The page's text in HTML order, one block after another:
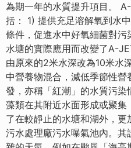
為期一年的水質提升項目。
括： 1) 提供充足溶解氧到水
條件，促進水中好氧細菌對
水塘的實際應用而改變了A-
由原來的2米水深改為10米水
中營養物混合，減低季節性
發，亦稱「紅潮」的水質污
藻類在其附近水面形成或聚
了在較靜止的水塘和湖外，
污水處理廠污水曝氣池內。